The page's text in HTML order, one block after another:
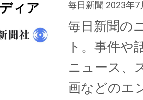
ィア 毎日新聞 2023年7
毎日新聞の
ト。事件や
ニュース、
画などのエ